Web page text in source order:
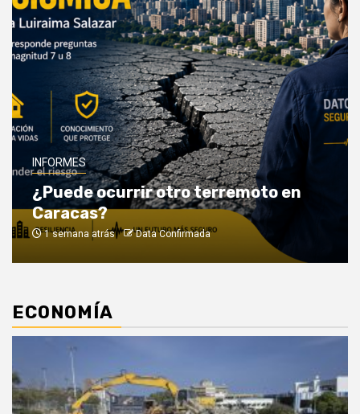
INFORMES
¿Puede ocurrir otro terremoto en
Caracas?
1 semana atrás Data Confirmada
ECONOMÍA